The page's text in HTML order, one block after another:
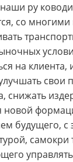
ру
со
на клиента,
свои
снижать
новой
будущего, с
самокри